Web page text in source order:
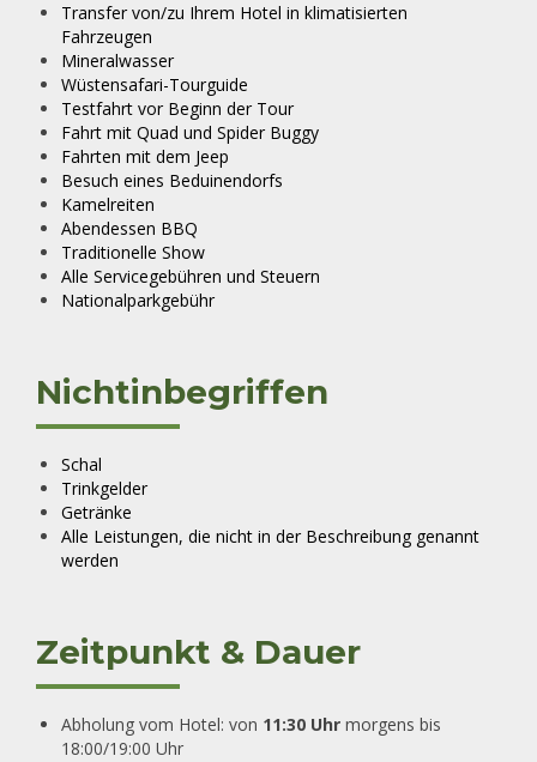
Transfer von/zu Ihrem Hotel in klimatisierten
Fahrzeugen
Mineralwasser
Wüstensafari-Tourguide
Testfahrt vor Beginn der Tour
Fahrt mit Quad und Spider Buggy
Fahrten mit dem Jeep
Besuch eines Beduinendorfs
Kamelreiten
Abendessen BBQ
Traditionelle Show
Alle Servicegebühren und Steuern
Nationalparkgebühr
Nichtinbegriffen
Schal
Trinkgelder
Getränke
Alle Leistungen, die nicht in der Beschreibung genannt
werden
Zeitpunkt & Dauer
Abholung vom Hotel: von 11:30 Uhr morgens bis
18:00/19:00 Uhr